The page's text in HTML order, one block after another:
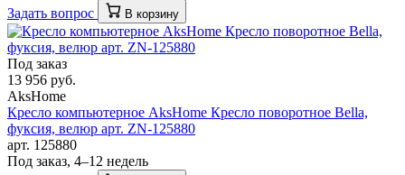
Задать вопрос
В корзину
Под заказ
13 956 руб.
AksHome
Кресло компьютерное AksHome Кресло поворотное Bella,
фуксия, велюр арт. ZN-125880
арт. 125880
Под заказ, 4–12 недель